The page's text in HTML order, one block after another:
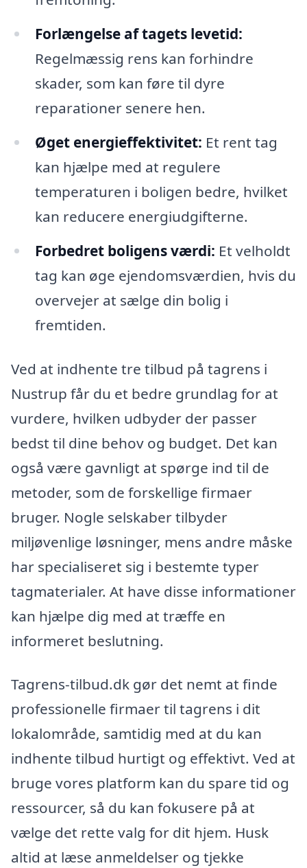
Forlængelse af tagets levetid:
Regelmæssig rens kan forhindre
skader, som kan føre til dyre
reparationer senere hen.
Øget energieffektivitet: Et rent tag
kan hjælpe med at regulere
temperaturen i boligen bedre, hvilket
kan reducere energiudgifterne.
Forbedret boligens værdi: Et velholdt
tag kan øge ejendomsværdien, hvis du
overvejer at sælge din bolig i
fremtiden.
Ved at indhente tre tilbud på tagrens i
Nustrup får du et bedre grundlag for at
vurdere, hvilken udbyder der passer
bedst til dine behov og budget. Det kan
også være gavnligt at spørge ind til de
metoder, som de forskellige firmaer
bruger. Nogle selskaber tilbyder
miljøvenlige løsninger, mens andre måske
har specialiseret sig i bestemte typer
tagmaterialer. At have disse informationer
kan hjælpe dig med at træffe en
informeret beslutning.
Tagrens-tilbud.dk gør det nemt at finde
professionelle firmaer til tagrens i dit
lokalområde, samtidig med at du kan
indhente tilbud hurtigt og effektivt. Ved at
bruge vores platform kan du spare tid og
ressourcer, så du kan fokusere på at
vælge det rette valg for dit hjem. Husk
altid at læse anmeldelser og tjekke